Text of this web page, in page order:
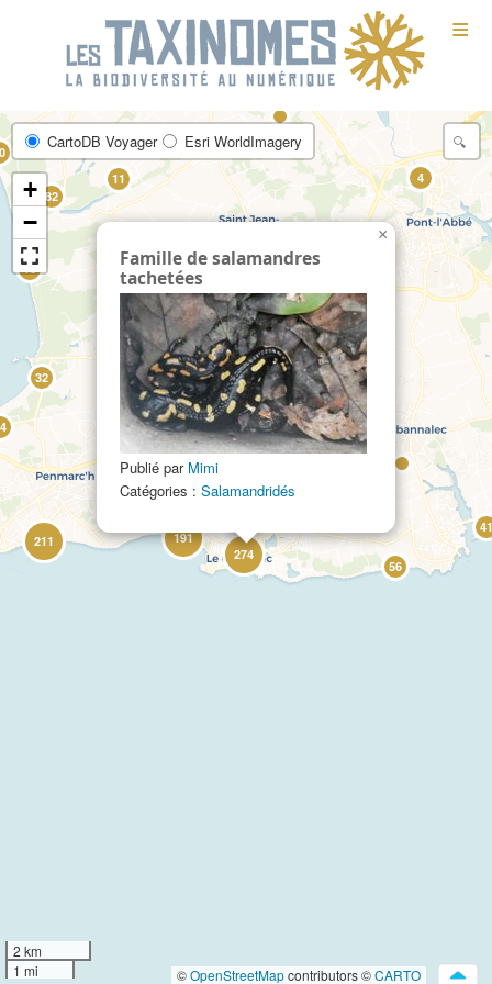
≡
21
9
211
11
10
82
32
274
191
41
56
4
Famille de salamandres
tachetées
Publié par Mimi
Catégories : Salamandridés
×
CartoDB Voyager Esri WorldImagery
+
−
2 km
1 mi
©OpenStreetMapcontributors ©CARTO